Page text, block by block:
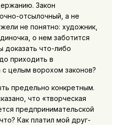
Закон
отсылочный, а не
не понятно: художник,
о нем заботится
доказать что-либо
приходить в
целым ворохом законов?
предельно конкретным.
что «творческая
предпринимательской
Как платил мой друг-